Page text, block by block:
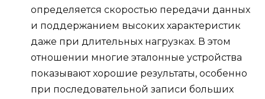
определяется скоростью передачи данных
и поддержанием высоких характеристик
даже при длительных нагрузках. В этом
отношении многие эталонные устройства
показывают хорошие результаты, особенно
при последовательной записи больших